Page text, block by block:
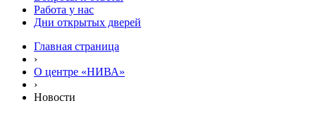
Работа у нас
Дни открытых дверей
Главная страница
›
О центре «НИВА»
›
Новости